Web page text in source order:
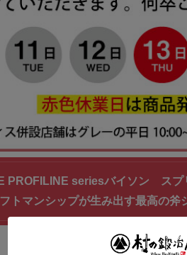
PROFILINE seriesバイソン スプ
トマンシップが生み出す最高の斧